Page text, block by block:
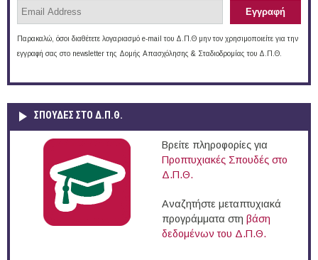
Παρακαλώ, όσοι διαθέτετε λογαριασμό e-mail του Δ.Π.Θ μην τον χρησιμοποιείτε για την
εγγραφή σας στο newsletter της Δομής Απασχόλησης & Σταδιοδρομίας του Δ.Π.Θ.
ΣΠΟΥΔΈΣ ΣΤΟ Δ.Π.Θ.
Βρείτε πληροφορίες για
Προπτυχιακές Σπουδές στο
Δ.Π.Θ.
Αναζητήστε μεταπτυχιακά
προγράμματα στη βάση
δεδομένων του Δ.Π.Θ.